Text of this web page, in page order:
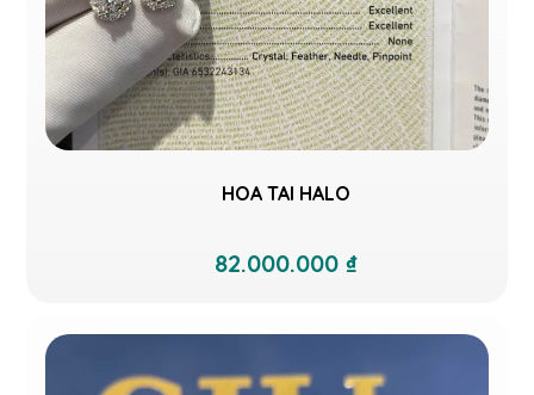
HOA TAI HALO
82.000.000 ₫